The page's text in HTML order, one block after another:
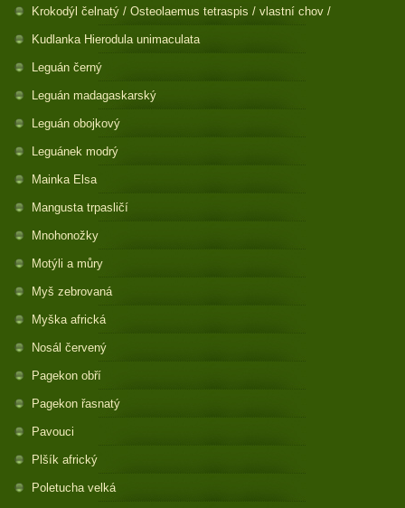
Krokodýl čelnatý / Osteolaemus tetraspis / vlastní chov /
Kudlanka Hierodula unimaculata
Leguán černý
Leguán madagaskarský
Leguán obojkový
Leguánek modrý
Mainka Elsa
Mangusta trpasličí
Mnohonožky
Motýli a můry
Myš zebrovaná
Myška africká
Nosál červený
Pagekon obří
Pagekon řasnatý
Pavouci
Plšík africký
Poletucha velká